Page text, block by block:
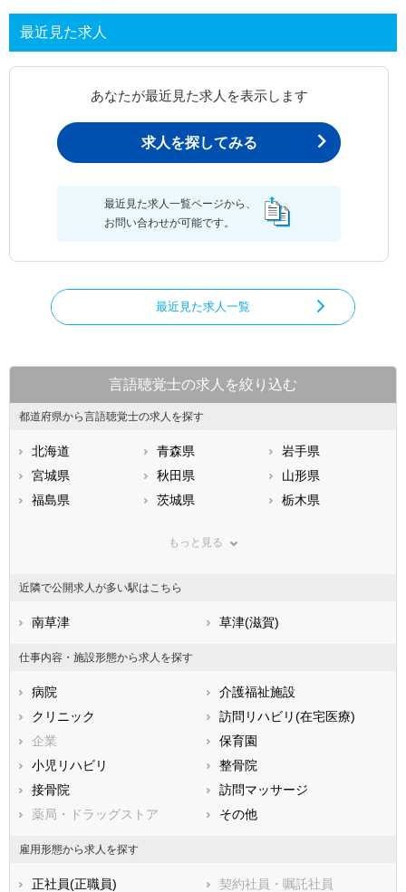
最近見た求人
あなたが最近見た求人を表示します
求人を探してみる
最近見た求人一覧ページから、
お問い合わせが可能です。
最近見た求人一覧
言語聴覚士の求人を絞り込む
都道府県から言語聴覚士の求人を探す
北海道 青森県
岩手県
宮城県
秋田県
山形県
福島県
茨城県
栃木県
神奈川県
石川県
福井県
静岡県
鳥取県
岡山県
広島県
徳島県
香川県
福岡県
熊本県
宮崎県
鹿児島県
もっと見る
近隣で公開求人が多い駅はこちら
南草津 草津(滋賀)
仕事内容・施設形態から求人を探す
病院
介護福祉施設
クリニック
訪問リハビリ(在宅医療)
企業
保育園
小児リハビリ
整骨院
接骨院
訪問マッサージ
薬局・ドラッグストア
その他
雇用形態から求人を探す
正社員(正職員)
契約社員・嘱託社員